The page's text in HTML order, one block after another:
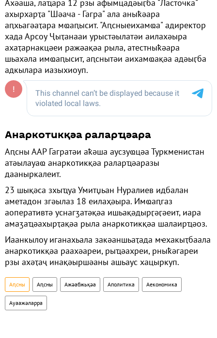
Ахәаша, лаҵара 12 рзы афымцадәыӷба "Ласточка"
ахырхарҭа "Шәача - Гагра" ала аныҟәара
аԥхьагәаҭара мҩаԥысит. "Аԥсныеихамҩа" адиректор
хада Арсоу Ҷыҭанааи урыстәылатәи аилахәыра
ахаҭарнакцәеи ражәақәа рыла, атестныҟәара
шьахәла имҩаԥысит, аԥснытәи аихамҩақәа адәыӷба
адкылара иазыхиоуп.
Анаркотикқәа раларҵәара
Аԥсны ААР Гагратәи аҟәша аусзуҩцәа Туркменистан
атәылауаҩ анаркотикқәа раларҵәаразы
дааныркалеит.
23 шықәса зхыҵуа Умитџьан Нуралиев идбалан
аметадон згәылаз 18 еилаҳәыра. Имҩаԥгаз
аоперативтә уснагӡатәқәа ишьақәдырӷәӷәеит, иара
амаӡаҵәахырҭақәа рыла анаркотикқәа шалаирҵәоз.
Иаанкылоу иганахьала закәаншьаҭада мҽхакыҭбаала
анаркотикқәа раахәареи, рыҵәахреи, рныҟәгареи
рзы ахәҭаҷ инақәыршәаны ашьаус хацыркуп.
Аԥсны Аԥсны Ажәабжьқәа Аполитика Аекономика
Ауаажәларра